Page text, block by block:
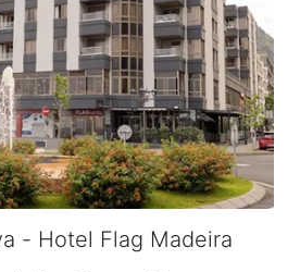
- Hotel Flag Madeira